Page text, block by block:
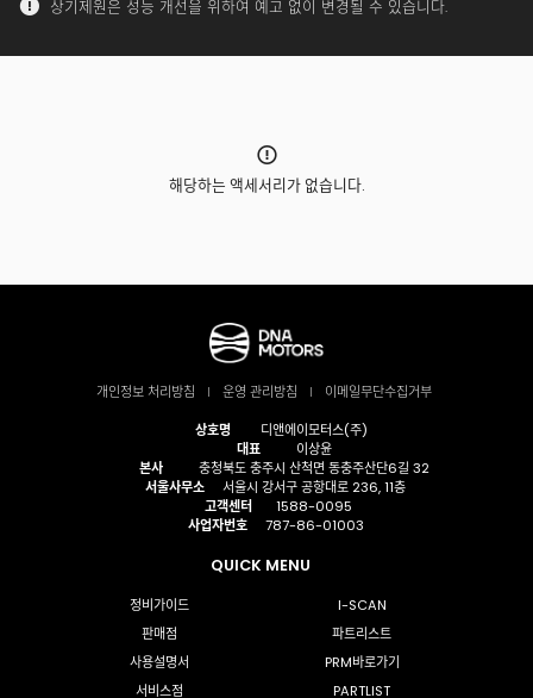
상기제원은 성능 개선을 위하여 예고 없이 변경될 수 있습니다.
해당하는 액세서리가 없습니다.
개인정보 처리방침 운영 관리방침
이메일무단수집거부
상호명
디앤에이모터스(주)
대표
이상윤
본사
충청북도 충주시 산척면 동충주산단6길 32
서울사무소
서울시 강서구 공항대로 236, 11층
고객센터
1588-0095
사업자번호
787-86-01003
QUICK MENU
정비가이드
I-SCAN
판매점
파트리스트
사용설명서
PRM바로가기
서비스점
PARTLIST